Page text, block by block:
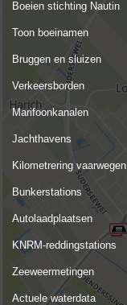
Boeien stichting Nautin
Toon boeinamen
Bruggen en sluizen
Verkeersborden
Marifoonkanalen
Jachthavens
Kilometrering vaarwegen
Bunkerstations
Autolaadplaatsen
KNRM-reddingstations
Zeeweermetingen
Actuele waterdata